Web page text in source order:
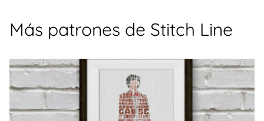
Más patrones de Stitch Line